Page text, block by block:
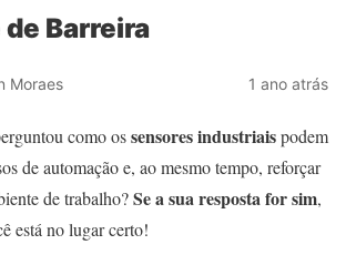
Barreira
Moraes 1 ano atrás
como ossensores industriaispodem
de automação e, ao mesmo tempo, reforçar
de trabalho?Se a sua resposta for sim,
está no lugar certo!